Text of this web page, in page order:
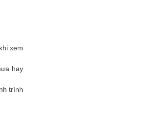
xem
hay
trình